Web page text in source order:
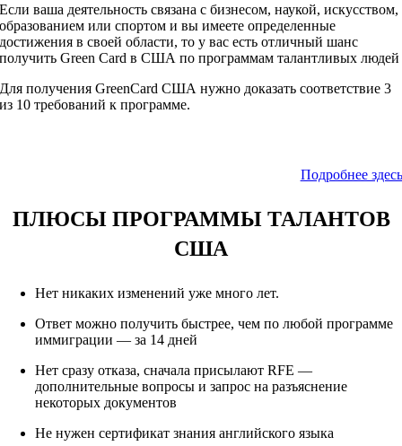
Если ваша деятельность связана с бизнесом, наукой, искусством,
образованием или спортом и вы имеете определенные
достижения в своей области, то у вас есть отличный шанс
получить Green Card в США по программам талантливых людей
Для получения GreenCard США нужно доказать соответствие 3
из 10 требований к программе.
Подробнее здесь
ПЛЮСЫ ПРОГРАММЫ ТАЛАНТОВ
США
Нет никаких изменений уже много лет.
Ответ можно получить быстрее, чем по любой программе
иммиграции — за 14 дней
Нет сразу отказа, сначала присылают RFE —
дополнительные вопросы и запрос на разъяснение
некоторых документов
Не нужен сертификат знания английского языка